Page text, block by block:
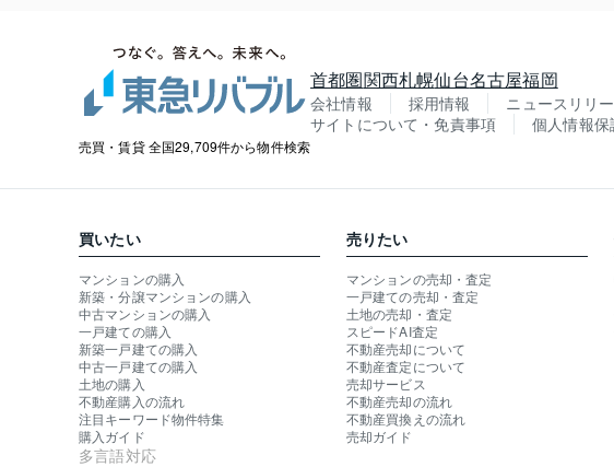
売買・賃貸 全国29,709件から物件検索
首都圏関西札幌仙台名古屋福岡
会社情報 採用情報 ニュースリリ
サイトについて・免責事項
個人情報
買いたい
マンションの購入
新築・分譲マンションの購入
中古マンションの購入
一戸建ての購入
新築一戸建ての購入
中古一戸建ての購入
土地の購入
不動産購入の流れ
注目キーワード物件特集
購入ガイド
多言語対応
売りたい
マンションの売却・査定
一戸建ての売却・査定
土地の売却・査定
スピードAI査定
不動産売却について
不動産査定について
売却サービス
不動産売却の流れ
不動産買換えの流れ
売却ガイド